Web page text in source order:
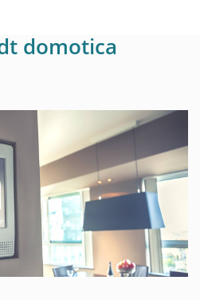
domotica